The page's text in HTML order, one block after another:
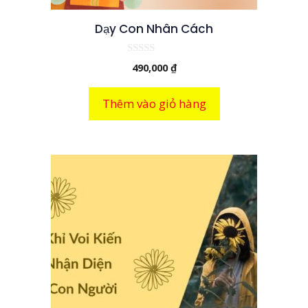
Dạy Con Nhân Cách
o
à
i
5
490,000₫
Thêm vào giỏ hàng